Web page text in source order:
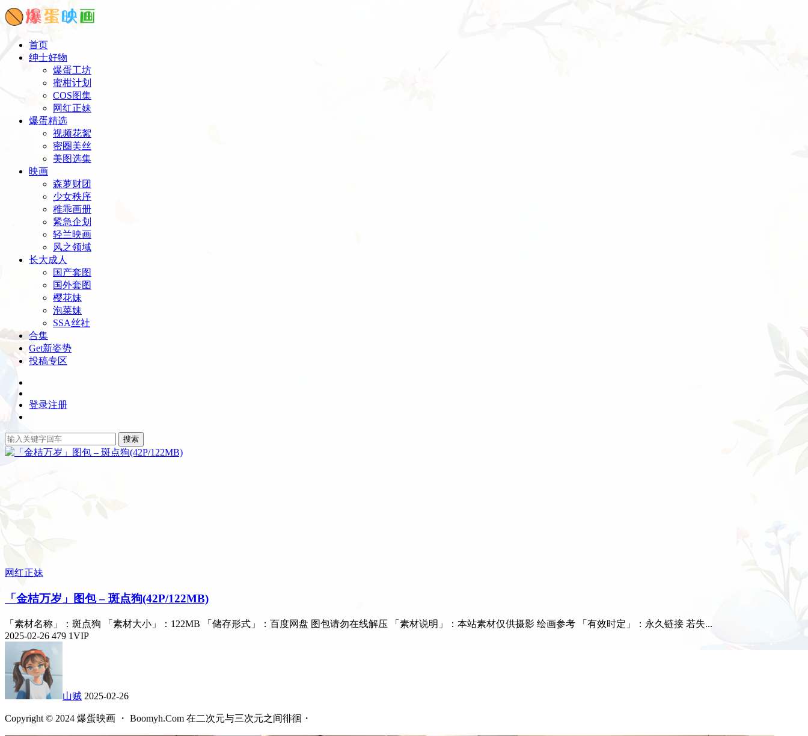
首页
绅士好物
爆蛋工坊
蜜柑计划
COS图集
网红正妹
爆蛋精选
视频花絮
密圈美丝
美图选集
映画
森萝财团
少女秩序
稚乖画册
紧急企划
轻兰映画
风之领域
长大成人
国产套图
国外套图
樱花妹
泡菜妹
SSA丝社
合集
Get新姿势
投稿专区
登录注册
搜索
网红正妹
「金桔万岁」图包 – 斑点狗(42P/122MB)
「素材名称」：斑点狗 「素材大小」：122MB 「储存形式」：百度网盘 图包请勿在线解压 「素材说明」：本站素材仅供摄影 绘画参考 「有效时定」：永久链接 若失...
2025-02-26 479 1VIP
山贼 2025-02-26
Copyright © 2024 爆蛋映画 ・ Boomyh.Com 在二次元与三次元之间徘徊・